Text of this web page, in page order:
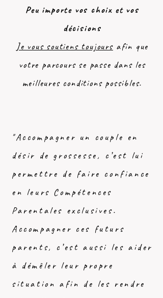
Peu importe vos choix et vos
décisions
Je vous soutiens toujoursafin que
votre parcours se passe dans les
meilleures conditions possibles.
"Accompagner un couple en
désir de grossesse, c’est lui
permettre de faire confiance
en leurs Compétences
Parentales exclusives.
Accompagner ces futurs
parents, c’est aussi les aider
à démêler leur propre
situation afin de les rendre